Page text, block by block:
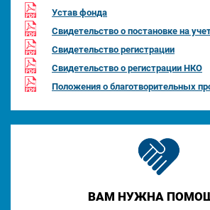
Устав фонда
Свидетельство о постановке на
Свидетельство регистрации
Свидетельство о регистрации НКО
Положения о благотворительных
ВАМ НУЖНА